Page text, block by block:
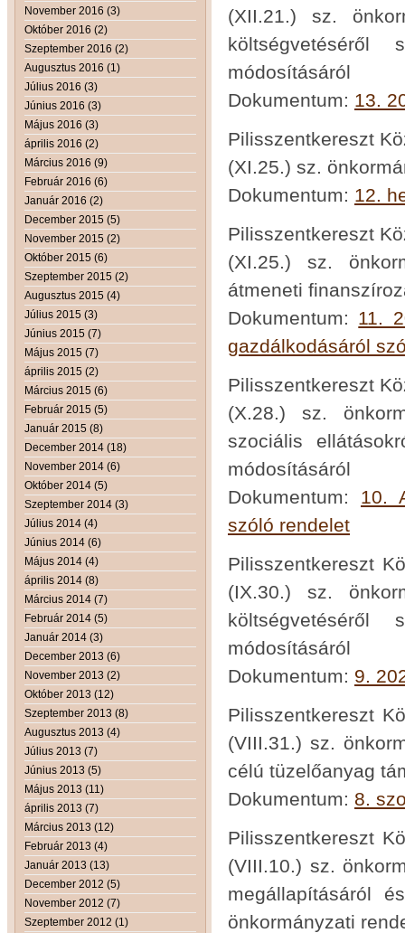
November 2016 (3)
Október 2016 (2)
Szeptember 2016 (2)
Augusztus 2016 (1)
Július 2016 (3)
Június 2016 (3)
Május 2016 (3)
április 2016 (2)
Március 2016 (9)
Február 2016 (6)
Január 2016 (2)
December 2015 (5)
November 2015 (2)
Október 2015 (6)
Szeptember 2015 (2)
Augusztus 2015 (4)
Július 2015 (3)
Június 2015 (7)
Május 2015 (7)
április 2015 (2)
Március 2015 (6)
Február 2015 (5)
Január 2015 (8)
December 2014 (18)
November 2014 (6)
Október 2014 (5)
Szeptember 2014 (3)
Július 2014 (4)
Június 2014 (6)
Május 2014 (4)
április 2014 (8)
Március 2014 (7)
Február 2014 (5)
Január 2014 (3)
December 2013 (6)
November 2013 (2)
Október 2013 (12)
Szeptember 2013 (8)
Augusztus 2013 (4)
Július 2013 (7)
Június 2013 (5)
Május 2013 (11)
április 2013 (7)
Március 2013 (12)
Február 2013 (4)
Január 2013 (13)
December 2012 (5)
November 2012 (7)
Szeptember 2012 (1)
(XII.21.) sz.
költségvetéséről
módosításáról
Dokumentum: 13.
Pilisszentkereszt
(XI.25.) sz.
Dokumentum: 12.
Pilisszentkereszt
(XI.25.) sz.
átmeneti
Dokumentum: 11.
gazdálkodásáról
Pilisszentkereszt
(X.28.) sz.
szociális
módosításáról
Dokumentum: 10.
szóló rendelet
Pilisszentkereszt
(IX.30.) sz.
költségvetéséről
módosításáról
Dokumentum: 9.
Pilisszentkereszt
(VIII.31.) sz.
célú tüzelőanyag
Dokumentum: 8.
Pilisszentkereszt
(VIII.10.) sz.
megállapításáról
önkormányzati